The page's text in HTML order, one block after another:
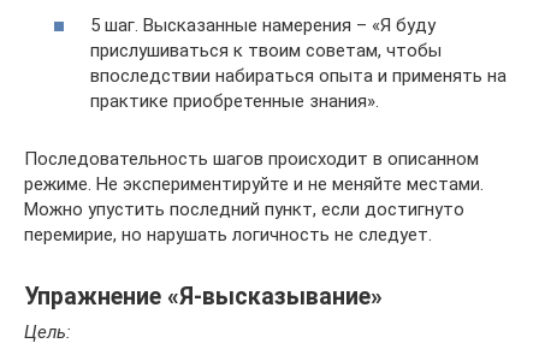
5 шаг. Высказанные намерения – «Я буду
прислушиваться к твоим советам, чтобы
впоследствии набираться опыта и применять на
практике приобретенные знания».
Последовательность шагов происходит в описанном
режиме. Не экспериментируйте и не меняйте местами.
Можно упустить последний пункт, если достигнуто
перемирие, но нарушать логичность не следует.
Упражнение «Я-высказывание»
Цель: